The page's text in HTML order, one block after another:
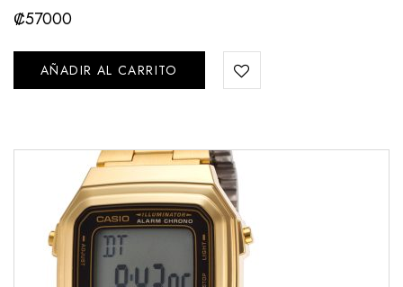
₡57000
AÑADIR AL CARRITO